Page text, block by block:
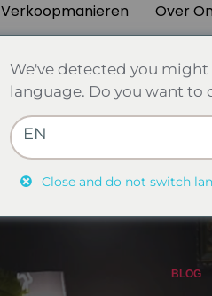
Verkoopmanieren Over
BLOG
We've detected you
language. Do you want to
EN
Close and do not switch